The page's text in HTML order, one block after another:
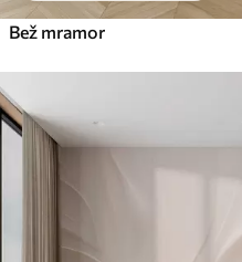
Bež mramor